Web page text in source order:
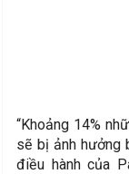
“Khoảng 14%
sẽ bị ảnh hưởng
điều hành của